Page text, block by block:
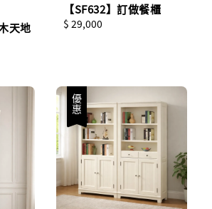
天地
【SF632】訂做餐櫃
Regular
$ 29,000
優惠